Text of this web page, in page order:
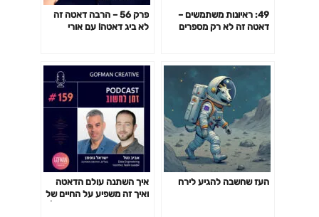
49: ראיונות משתמשים –
דאטה זה לא רק מספרים
פרק 56 – הרבה דאטה זה
לא ביג דאטה! עם אורי
העז שחשבה להגיע לירח
איך השתנה עולם הדאטה
ואיך זה משפיע על החיים של